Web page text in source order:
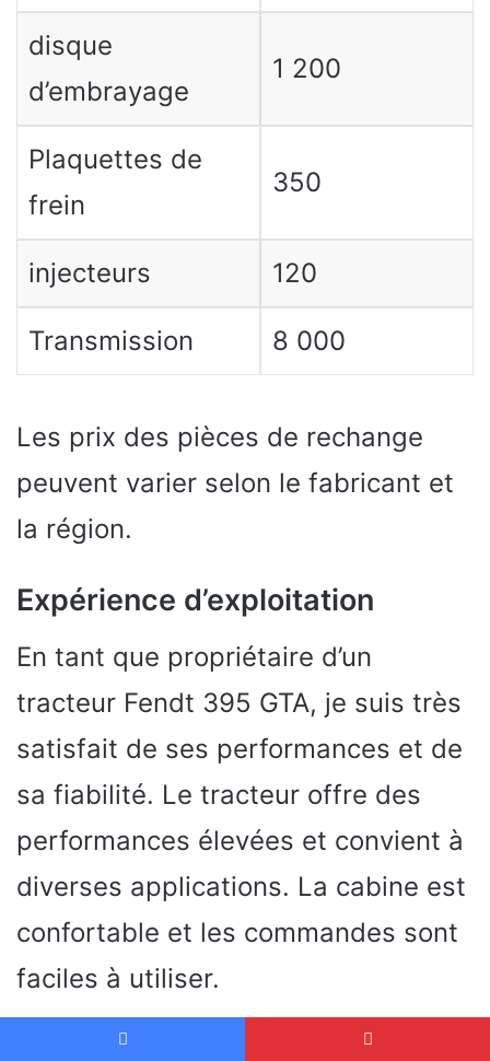
disque
d’embrayage
1 200
Plaquettes de
frein
350
injecteurs 120
Transmission 8 000
Les prix des pièces de rechange
peuvent varier selon le fabricant et
la région.
Expérience d’exploitation
En tant que propriétaire d’un
tracteur Fendt 395 GTA, je suis très
satisfait de ses performances et de
sa fiabilité. Le tracteur offre des
performances élevées et convient à
diverses applications. La cabine est
confortable et les commandes sont
faciles à utiliser.
Comparaison avec d’autres